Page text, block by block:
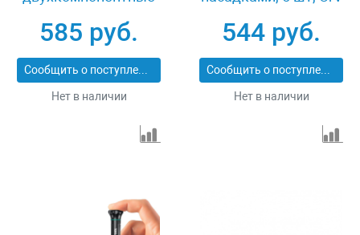
11782
585 руб.
Сообщить о поступлении
Нет в наличии
544 руб.
Сообщить о поступлении
Нет в наличии